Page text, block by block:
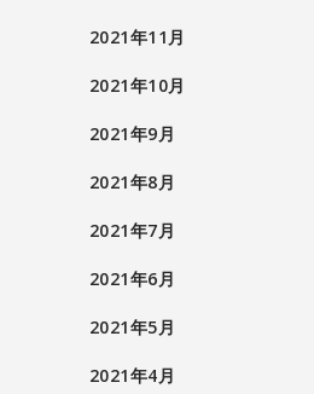
2021年11月
2021年10月
2021年9月
2021年8月
2021年7月
2021年6月
2021年5月
2021年4月